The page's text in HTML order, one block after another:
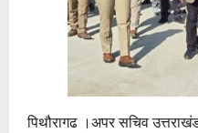
पिथौरागढ ।अपर सचिव